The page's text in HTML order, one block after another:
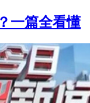
一篇全看懂